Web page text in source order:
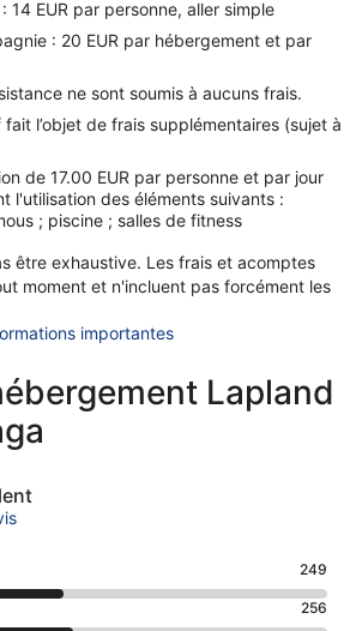
14 EUR par personne, aller simple
: 20 EUR par hébergement et par
ne sont soumis à aucuns frais.
l’objet de frais supplémentaires (sujet à
de 17.00 EUR par personne et par jour
l'utilisation des éléments suivants :
; piscine ; salles de fitness
être exhaustive. Les frais et acomptes
moment et n'incluent pas forcément les
importantes
Lapland
249
256